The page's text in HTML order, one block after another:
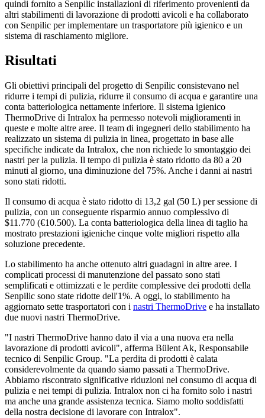
quindi fornito a Senpilic installazioni di riferimento provenienti da
altri stabilimenti di lavorazione di prodotti avicoli e ha collaborato
con Senpilic per implementare un trasportatore più igienico e un
sistema di raschiamento migliore.
Risultati
Gli obiettivi principali del progetto di Senpilic consistevano nel
ridurre i tempi di pulizia, ridurre il consumo di acqua e garantire una
conta batteriologica nettamente inferiore. Il sistema igienico
ThermoDrive di Intralox ha permesso notevoli miglioramenti in
queste e molte altre aree. Il team di ingegneri dello stabilimento ha
realizzato un sistema di pulizia in linea, progettato in base alle
specifiche indicate da Intralox, che non richiede lo smontaggio dei
nastri per la pulizia. Il tempo di pulizia è stato ridotto da 80 a 20
minuti al giorno, una diminuzione del 75%. Anche i danni ai nastri
sono stati ridotti.
Il consumo di acqua è stato ridotto di 13,2 gal (50 L) per sessione di
pulizia, con un conseguente risparmio annuo complessivo di
$11.770 (€10.500). La conta batteriologica della linea di taglio ha
mostrato prestazioni igieniche cinque volte migliori rispetto alla
soluzione precedente.
Lo stabilimento ha anche ottenuto altri guadagni in altre aree. I
complicati processi di manutenzione del passato sono stati
semplificati e ottimizzati e le perdite complessive dei prodotti della
Senpilic sono state ridotte dell'1%. A oggi, lo stabilimento ha
aggiornato sette trasportatori con i nastri ThermoDrive e ha installato
due nuovi nastri ThermoDrive.
"I nastri ThermoDrive hanno dato il via a una nuova era nella
lavorazione di prodotti avicoli", afferma Bülent Ak, Responsabile
tecnico di Senpilic Group. "La perdita di prodotti è calata
considerevolmente da quando siamo passati a ThermoDrive.
Abbiamo riscontrato significative riduzioni nel consumo di acqua di
pulizia e nei tempi di pulizia. Intralox non ci ha fornito solo i nastri
ma anche una grande assistenza tecnica. Siamo molto soddisfatti
della nostra decisione di lavorare con Intralox".